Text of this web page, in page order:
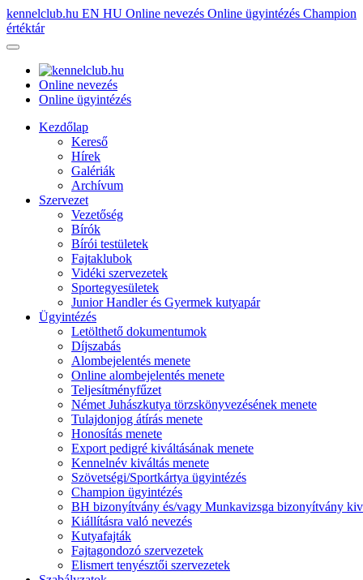
kennelclub.hu EN HU Online nevezés Online ügyintézés Champion
értéktár
Online nevezés
Online ügyintézés
Kezdőlap
Kereső
Hírek
Galériák
Archívum
Szervezet
Vezetőség
Bírók
Bírói testületek
Fajtaklubok
Vidéki szervezetek
Sportegyesületek
Junior Handler és Gyermek kutyapár
Ügyintézés
Letölthető dokumentumok
Díjszabás
Alombejelentés menete
Online alombejelentés menete
Teljesítményfűzet
Német Juhászkutya törzskönyvezésének menete
Tulajdonjog átírás menete
Honosítás menete
Export pedigré kiváltásának menete
Kennelnév kiváltás menete
Szövetségi/Sportkártya ügyintézés
Champion ügyintézés
BH bizonyítvány és/vagy Munkavizsga bizonyítvány
Kiállításra való nevezés
Kutyafajták
Fajtagondozó szervezetek
Elismert tenyésztői szervezetek